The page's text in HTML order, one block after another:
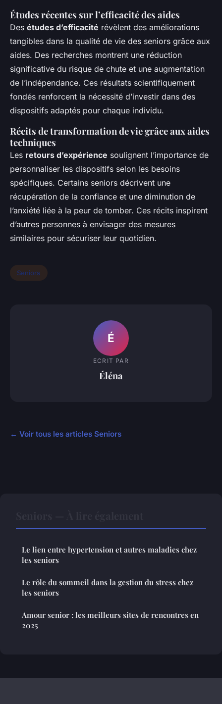
Études récentes sur l’efficacité des aides
Des études d’efficacité révèlent des améliorations
tangibles dans la qualité de vie des seniors grâce aux
aides. Des recherches montrent une réduction
significative du risque de chute et une augmentation
de l’indépendance. Ces résultats scientifiquement
fondés renforcent la nécessité d’investir dans des
dispositifs adaptés pour chaque individu.
Récits de transformation de vie grâce aux aides
techniques
Les retours d’expérience soulignent l’importance de
personnaliser les dispositifs selon les besoins
spécifiques. Certains seniors décrivent une
récupération de la confiance et une diminution de
l’anxiété liée à la peur de tomber. Ces récits inspirent
d’autres personnes à envisager des mesures
similaires pour sécuriser leur quotidien.
Seniors
É
ECRIT PAR
Éléna
← Voir tous les articles Seniors
Le lien entre hypertension et autres maladies chez
les seniors
Le rôle du sommeil dans la gestion du stress chez
les seniors
Amour senior : les meilleurs sites de rencontres en
2025